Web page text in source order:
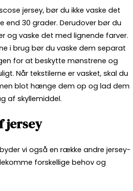
jersey, bør du ikke vaske det
end 30 grader. Derudover bør du
og vaske det med lignende farver.
i brug bør du vaske dem separat
for at beskytte mønstrene og
Når tekstilerne er vasket, skal du
blot hænge dem op og lad dem
af skyllemiddel.
jersey
vi også en række andre jersey-
forskellige behov og